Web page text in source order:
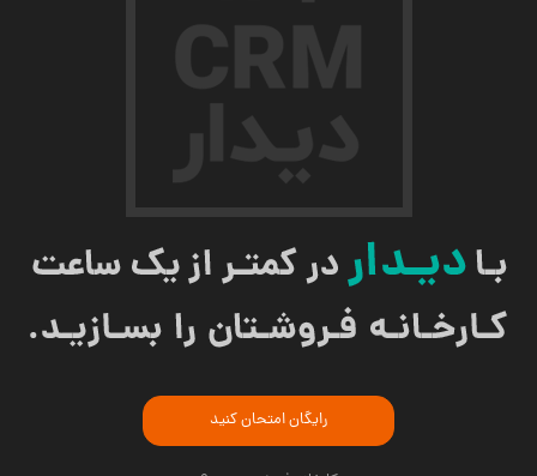
رایگان امتحان کنید